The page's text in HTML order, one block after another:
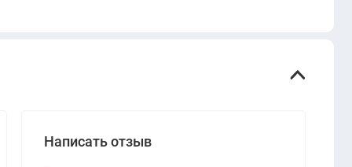
Написать отзыв